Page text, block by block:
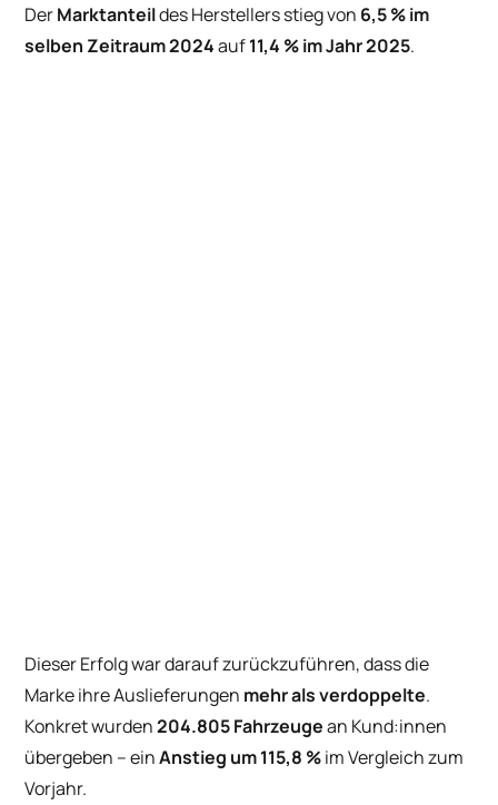
DerMarktanteildes Herstellers stieg von 6,5 % im
selben Zeitraum 2024auf11,4 % im Jahr 2025.
Dieser Erfolg war darauf zurückzuführen, dass die
Marke ihre Auslieferungen mehr als verdoppelte.
Konkret wurden204.805 Fahrzeugean Kund:innen
übergeben – einAnstieg um 115,8 %im Vergleich zum
Vorjahr.